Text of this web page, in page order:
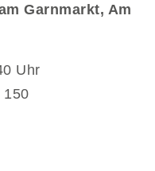
Garnmarkt, Am
Uhr
150